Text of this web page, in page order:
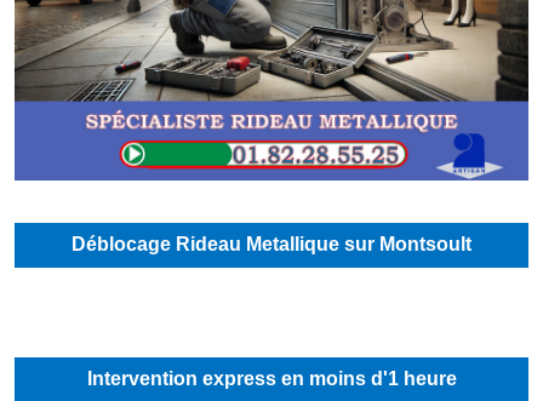
Déblocage Rideau Metallique sur Montsoult
Intervention express en moins d'1 heure